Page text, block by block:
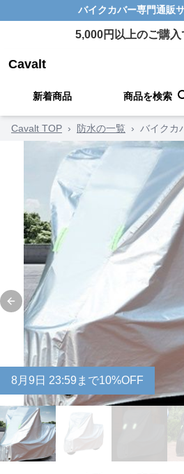
バイクカバー専門通販
5,000円以上のご購
Cavalt
新着商品 商品を検索
Cavalt TOP › 防水の一覧 › バイクカ
Previous slide
8月 9 日 23:59まで10%OFF